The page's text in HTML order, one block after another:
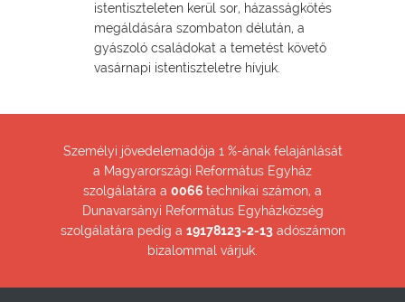
istentiszteleten kerül sor, házasságkötés
megáldására szombaton délután, a
gyászoló családokat a temetést követő
vasárnapi istentiszteletre hívjuk.
Személyi jövedelemadója 1 %-ának felajánlását
a Magyarországi Református Egyház
szolgálatára a 0066 technikai számon, a
Dunavarsányi Református Egyházközség
szolgálatára pedig a 19178123-2-13adószámon
bizalommal várjuk.